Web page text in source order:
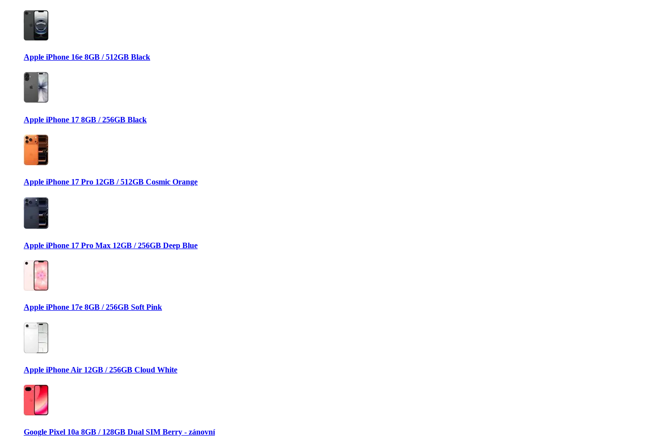
Apple iPhone 16e 8GB / 512GB Black
Apple iPhone 17 8GB / 256GB Black
Apple iPhone 17 Pro 12GB / 512GB Cosmic Orange
Apple iPhone 17 Pro Max 12GB / 256GB Deep Blue
Apple iPhone 17e 8GB / 256GB Soft Pink
Apple iPhone Air 12GB / 256GB Cloud White
Google Pixel 10a 8GB / 128GB Dual SIM Berry - zánovní